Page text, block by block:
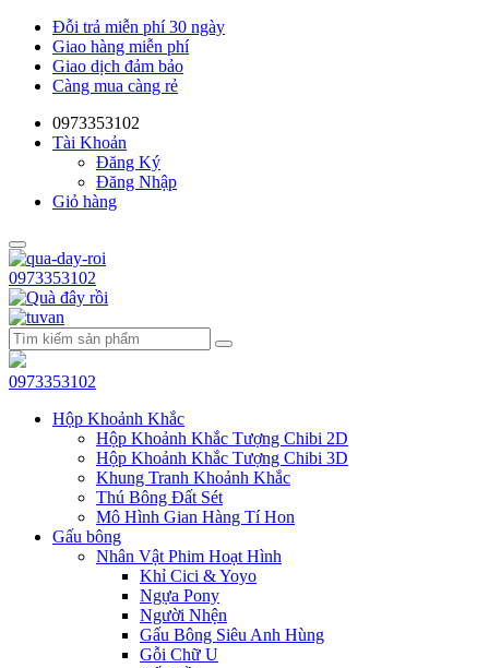
Đỗi trả miễn phí 30 ngày
Giao hàng miễn phí
Giao dịch đảm bảo
Càng mua càng rẻ
0973353102
Tài Khoản
Đăng Ký
Đăng Nhập
Giỏ hàng
0973353102
0973353102
Hộp Khoảnh Khắc
Hộp Khoảnh Khắc Tượng Chibi 2D
Hộp Khoảnh Khắc Tượng Chibi 3D
Khung Tranh Khoảnh Khắc
Thú Bông Đất Sét
Mô Hình Gian Hàng Tí Hon
Gấu bông
Nhân Vật Phim Hoạt Hình
Khỉ Cici & Yoyo
Ngựa Pony
Người Nhện
Gấu Bông Siêu Anh Hùng
Gỗi Chữ U